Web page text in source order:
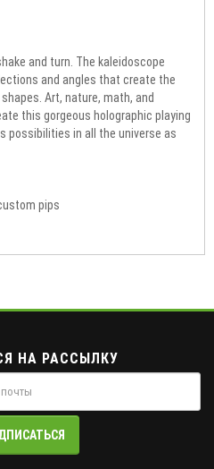
and turn. The kaleidoscope
and angles that create the
Art, nature, math, and
this gorgeous holographic playing
possibilities in all the universe as
pips
НА РАССЫЛКУ